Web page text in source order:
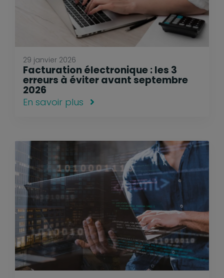
29 janvier 2026
Facturation électronique : les 3
erreurs à éviter avant septembre
2026
En savoir plus